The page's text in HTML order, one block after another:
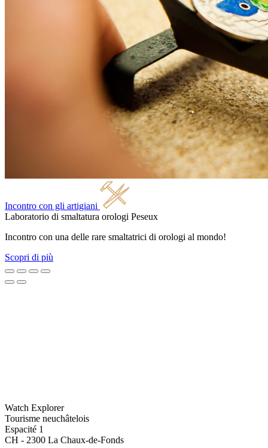
Incontro con gli artigiani
Laboratorio di smaltatura orologi Peseux
Incontro con una delle rare smaltatrici di orologi al mondo!
Scopri di più
Watch Explorer
Tourisme neuchâtelois
Espacité 1
CH - 2300 La Chaux-de-Fonds